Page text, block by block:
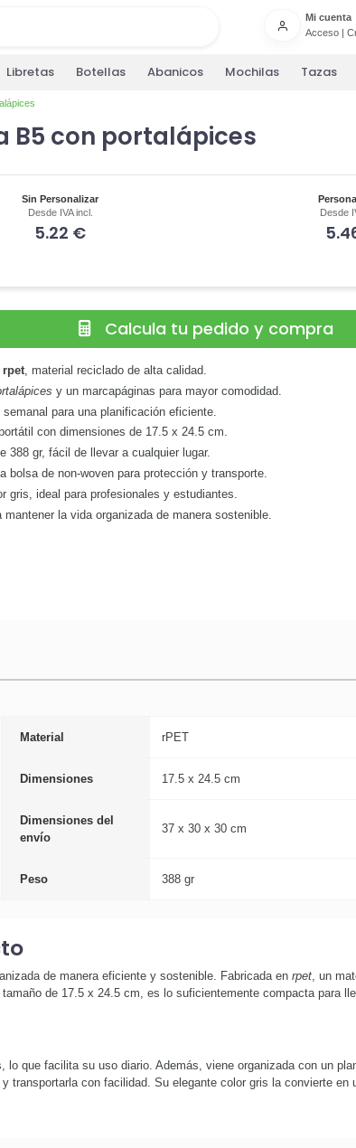
Mi cuenta
Acceso|
Libretas Botellas Abanicos Mochilas Tazas
B5 con portalápices
Sin Personalizar
Desde IVA incl.
5.22 €
Desde
Calcula tu pedido y compra
rpet , material reciclado de alta calidad.
y un marcapáginas para mayor comodidad.
para una planificación eficiente.
con dimensiones de 17.5 x 24.5 cm.
388 gr, fácil de llevar a cualquier lugar.
bolsa de non-woven para protección y transporte.
gris, ideal para profesionales y estudiantes.
mantener la vida organizada de manera sostenible.
Material rPET
Dimensiones 17.5 x 24.5 cm
Dimensiones del
envío
37 x 30 x 30 cm
Peso 388 gr
de manera eficiente y sostenible. Fabricada en rpet, un
de 17.5 x 24.5 cm, es lo suficientemente compacta para
que facilita su uso diario. Además, viene organizada con un
con facilidad. Su elegante color gris la convierte en